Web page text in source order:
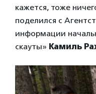
кажется, тоже
поделился с
информации
скауты» Камиль